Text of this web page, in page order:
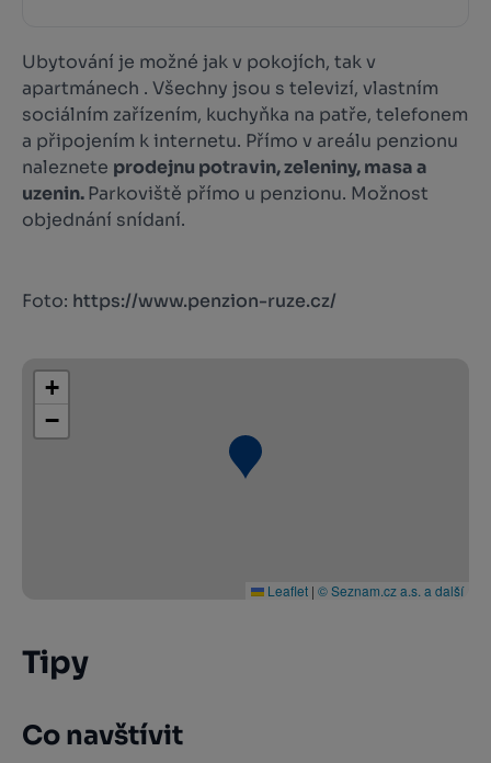
Ubytování je možné jak v pokojích, tak v
apartmánech . Všechny jsou s televizí, vlastním
sociálním zařízením, kuchyňka na patře, telefonem
a připojením k internetu. Přímo v areálu penzionu
naleznete prodejnu potravin, zeleniny, masa a
uzenin.Parkoviště přímo u penzionu. Možnost
objednání snídaní.
Foto: https://www.penzion-ruze.cz/
+
−
Leaflet | © Seznam.cz a.s. a další
Tipy
Co navštívit